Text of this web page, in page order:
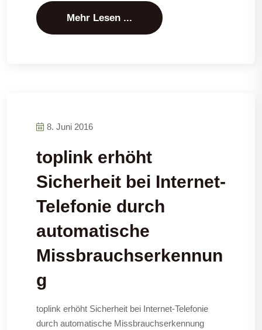
Mehr Lesen ...
8. Juni 2016
toplink erhöht
Sicherheit bei Internet-
Telefonie durch
automatische
Missbrauchserkennun
g
toplink erhöht Sicherheit bei Internet-Telefonie
durch automatische Missbrauchserkennung